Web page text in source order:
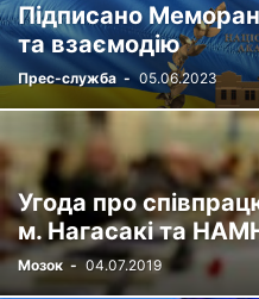
Підписано
та взаємодію
Прес-служба - 05.06.2023
Угода про
м. Нагасакі та
Мозок - 04.07.2019